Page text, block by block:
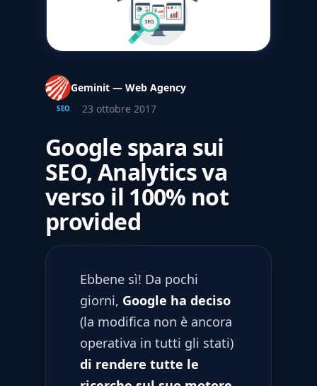
Geminit — Web Agency
SEO 23 ottobre 2017
Google spara sui
SEO, Analytics va
verso il 100% not
provided
Ebbene sì! Da pochi
giorni, Google ha deciso
(la modifica non è ancora
operativa in tutti gli stati)
di rendere tutte le